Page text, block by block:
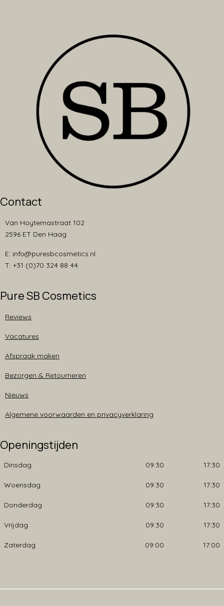
Contact
Van Hoytemastraat 102
2596 ET Den Haag
E: info@puresbcosmetics.nl
T: +31 (0)70 324 88 44
Pure SB Cosmetics
Reviews
Vacatures
Afspraak maken
Bezorgen & Retourneren
Nieuws
Algemene voorwaarden en privacyverklaring
Openingstijden
Dinsdag 09:30 17:30
Woensdag 09:30 17:30
Donderdag 09:30 17:30
Vrijdag 09:30 17:30
Zaterdag 09:00 17:00